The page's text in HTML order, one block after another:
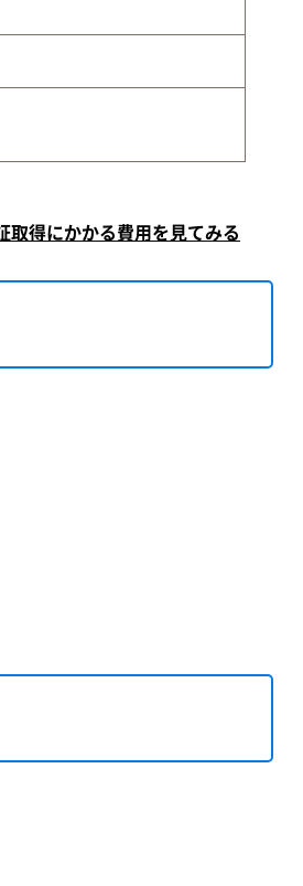
取得にかかる費用を見てみる